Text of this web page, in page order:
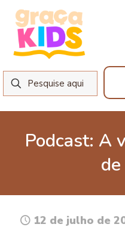
Podcast: A
12 de julho de